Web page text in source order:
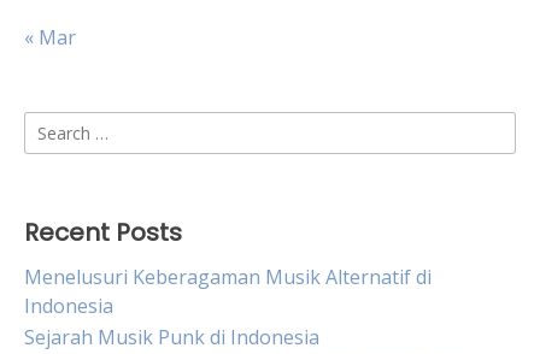
« Mar
Search
for:
Recent Posts
Menelusuri Keberagaman Musik Alternatif di
Indonesia
Sejarah Musik Punk di Indonesia